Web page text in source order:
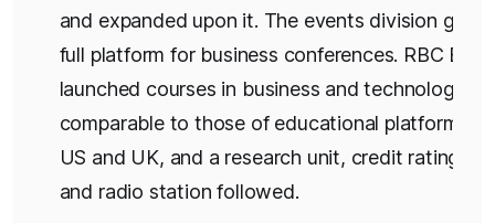
and expanded upon it. The events division grew
full platform for business conferences. RBC
launched courses in business and technology,
comparable to those of educational platforms in
US and UK, and a research unit, credit rating
and radio station followed.